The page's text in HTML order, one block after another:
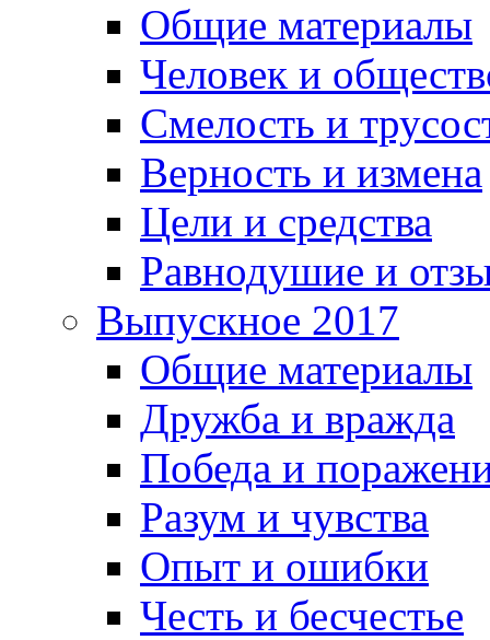
Общие материалы
Человек и
Смелость и
Верность и измена
Цели и средства
Равнодушие и
Выпускное 2017
Общие материалы
Дружба и вражда
Победа и
Разум и чувства
Опыт и ошибки
Честь и бесчестье